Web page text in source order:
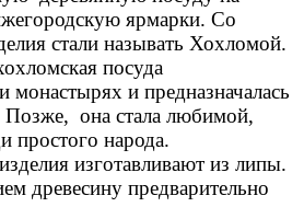
ярмарки. Со
стали называть Хохломой.
посуда
монастырях и предназначалась
Позже, она стала любимой,
простого народа.
изготавливают из липы.
древесину предварительно